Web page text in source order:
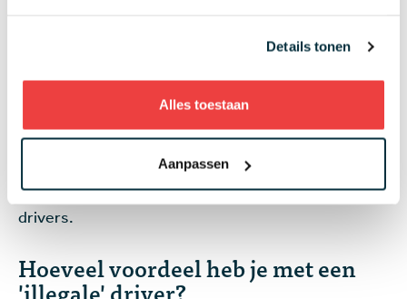
Details tonen
Alles toestaan
Aanpassen
controleren ze meestal op de dinsdag voor een
toernooi willekeurig 30 drivers. Er doen doorgaans
156 spelers mee aan een groot toernooi. De USGA
doet dit ook tijdens het US Open, net als de PGA of
America tijdens het PGA Championship. Meestal
worden er geen mededelingen gedaan over welke
spelers er wel of niet door de test komen met hun
drivers.
Hoeveel voordeel heb je met een
'illegale' driver?